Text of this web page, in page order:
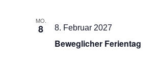
MO.
8
Beweglicher Ferientag
8. Februar 2027